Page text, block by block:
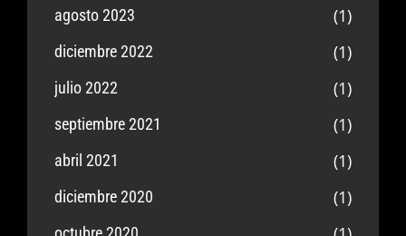
agosto 2023 (1)
diciembre 2022 (1)
julio 2022 (1)
septiembre 2021 (1)
abril 2021 (1)
diciembre 2020 (1)